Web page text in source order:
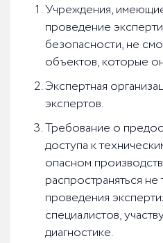
Учреждения,
проведение
безопасности, не
объектов, которые
Экспертная
экспертов.
Требование о
доступа к
опасном
распространяться не
проведения
специалистов,
диагностике.